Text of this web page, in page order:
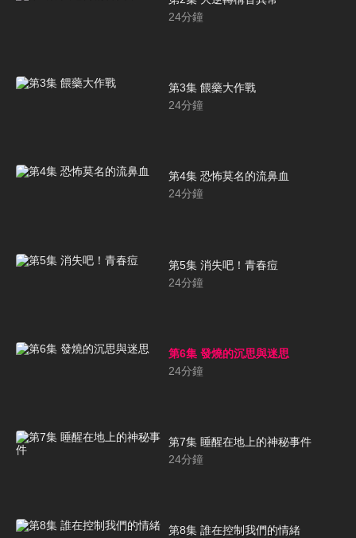
24分鐘
第3集 餵藥大作戰
24分鐘
第4集 恐怖莫名的流鼻血
24分鐘
第5集 消失吧！青春痘
24分鐘
第6集 發燒的沉思與迷思
24分鐘
第7集 睡醒在地上的神秘事件
24分鐘
第8集 誰在控制我們的情緒